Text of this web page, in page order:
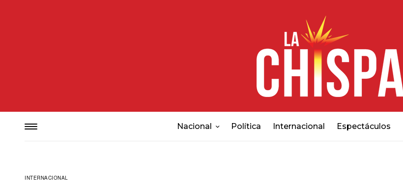
Nacional Política Internacional Espectáculos
INTERNACIONAL